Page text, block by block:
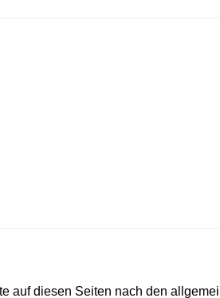
auf diesen Seiten nach den